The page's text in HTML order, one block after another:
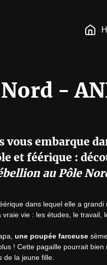
-
vous embarque
et féérique :
au Pôle
dans lequel elle a
vraie vie : les études, le
une poupée farceuse
! Cette pagaille pourrait bien